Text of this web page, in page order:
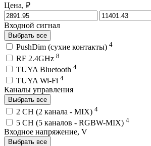
Цена, ₽
Входной сигнал
Выбрать все
PushDim (сухие контакты) 4
RF 2.4GHz 8
TUYA Bluetooth 4
TUYA Wi-Fi 4
Каналы управления
Выбрать все
2 CH (2 канала - MIX) 4
5 CH (5 каналов - RGBW-MIX) 4
Входное напряжение, V
Выбрать все